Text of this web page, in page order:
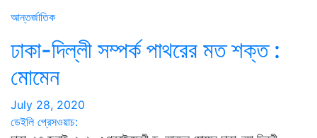
আন্তর্জাতিক
ঢাকা-দিল্লী সম্পর্ক পাথরের মত শক্ত :
মোমেন
July 28, 2020
ডেইলি প্রেসওয়াচ: